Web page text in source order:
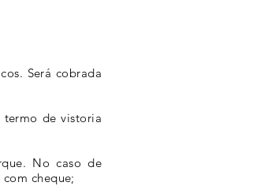
Será cobrada
de vistoria
No caso de
cheque;